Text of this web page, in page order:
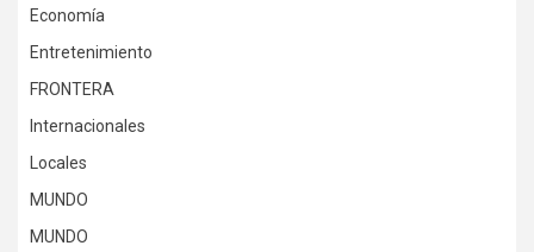
Economía
Entretenimiento
FRONTERA
Internacionales
Locales
MUNDO
MUNDO